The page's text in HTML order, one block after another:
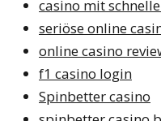
casino mit
seriöse online
online casino
f1 casino login
Spinbetter casino